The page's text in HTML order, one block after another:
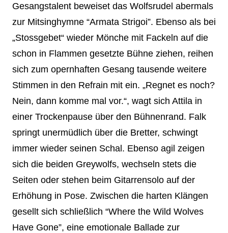
Gesangstalent beweiset das Wolfsrudel abermals
zur Mitsinghymne “Armata Strigoi”. Ebenso als bei
„Stossgebet“ wieder Mönche mit Fackeln auf die
schon in Flammen gesetzte Bühne ziehen, reihen
sich zum opernhaften Gesang tausende weitere
Stimmen in den Refrain mit ein. „Regnet es noch?
Nein, dann komme mal vor.“, wagt sich Attila in
einer Trockenpause über den Bühnenrand. Falk
springt unermüdlich über die Bretter, schwingt
immer wieder seinen Schal. Ebenso agil zeigen
sich die beiden Greywolfs, wechseln stets die
Seiten oder stehen beim Gitarrensolo auf der
Erhöhung in Pose. Zwischen die harten Klängen
gesellt sich schließlich “Where the Wild Wolves
Have Gone”, eine emotionale Ballade zur